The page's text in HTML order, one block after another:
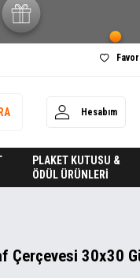
Hesabım
PLAKET KUTUSU &
ÖDÜL ÜRÜNLERİ
Çerçevesi 30x30